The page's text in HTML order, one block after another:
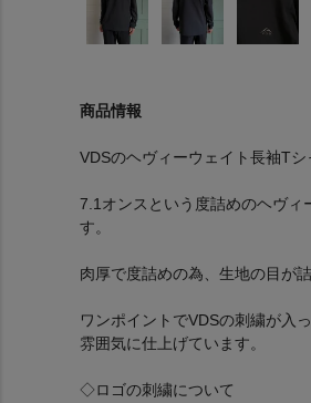
商品情報
VDSのヘヴィーウェイト長袖Tシ
7.1オンスという度詰めのヘヴィ
す。
肉厚で度詰めの為、生地の目が
ワンポイントでVDSの刺繍が入
雰囲気に仕上げています。
◇ロゴの刺繍について